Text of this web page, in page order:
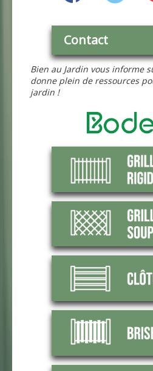
Contact
Bien au Jardin vous informe
donne plein de ressources
jardin !